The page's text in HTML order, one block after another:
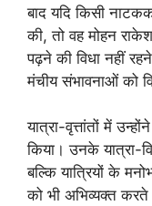
बाद यदि किसी
की, तो वह मोहन
पढ़ने की विधा नहीं
मंचीय संभावनाओं को
यात्रा-वृत्तांतों में
किया। उनके यात्रा-
बल्कि यात्रियों के
को भी अभिव्यक्त करते